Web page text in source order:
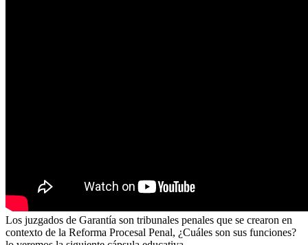
Los juzgados de Garantía son tribunales penales que se crearon en
contexto de la Reforma Procesal Penal, ¿Cuáles son sus funciones?